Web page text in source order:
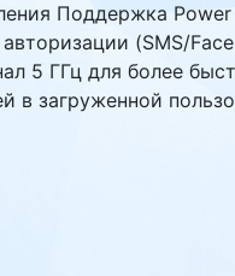
Поддержка
(SMS/
5 ГГц для более
в загруженной